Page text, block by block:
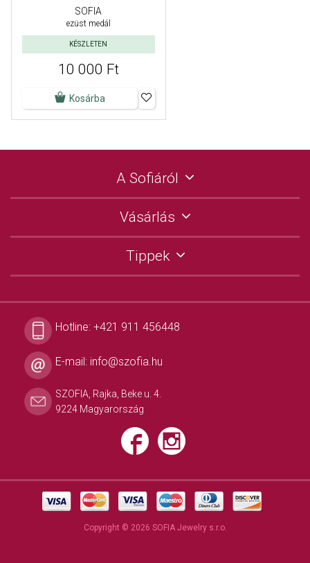
SOFIA
ezüst medál
KÉSZLETEN
10 000 Ft
Kosárba
A Sofiáról
Vásárlás
Tippek
Hotline: +421 911 456448
E-mail: info@szofia.hu
SZOFIA, Rajka, Beke u. 4.
9224 Magyarország
Copyright © 2026 SOFIA Jewelry s.r.o.